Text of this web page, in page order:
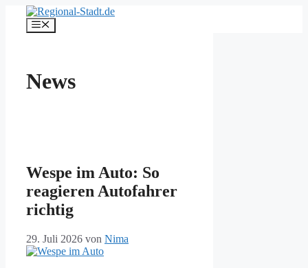
Inhalt
springen
Menü
News
Wespe im Auto: So
reagieren Autofahrer
richtig
29. Juli 2026 von Nima